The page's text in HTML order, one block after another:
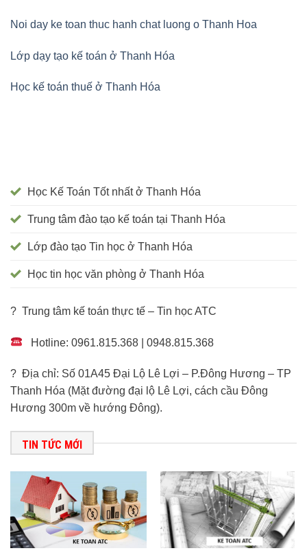
Noi day ke toan thuc hanh chat luong o Thanh Hoa
Lớp dạy tạo kế toán ở Thanh Hóa
Học kế toán thuế ở Thanh Hóa
Học Kế Toán Tốt nhất ở Thanh Hóa
Trung tâm đào tạo kế toán tại Thanh Hóa
Lớp đào tạo Tin học ở Thanh Hóa
Học tin học văn phòng ở Thanh Hóa
? Trung tâm kế toán thực tế – Tin học ATC
Hotline: 0961.815.368 | 0948.815.368
? Địa chỉ: Số 01A45 Đại Lộ Lê Lợi – P.Đông Hương – TP
Thanh Hóa (Mặt đường đại lộ Lê Lợi, cách cầu Đông
Hương 300m về hướng Đông).
TIN TỨC MỚI